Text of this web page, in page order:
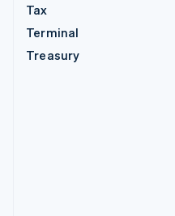
Tax
Terminal
Treasury